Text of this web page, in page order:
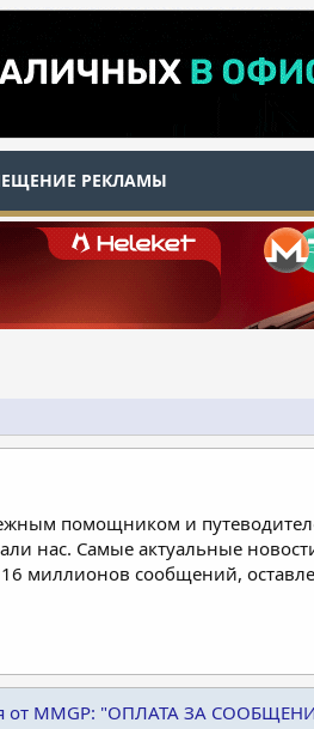
РЕКЛАМЫ
помощником и
нас. Самые актуальные
миллионов сообщений,
от MMGP: "ОПЛАТА ЗА